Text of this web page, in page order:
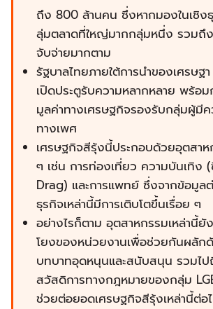
ถึง 800 ล้านคน ซึ่งหากมองในเชิง
ลุ่มตลาดที่ใหญ่มากกลุ่มหนึ่ง รวมถึง
จับจ่ายมากตาม
รัฐบาลไทยภายใต้การนำของเศรษฐ
เปิดประตูรับความหลากหลาย พร้อ
มูลค่าทางเศรษฐกิจรองรับกลุ่มผู้มีค
ทางเพศ
เศรษฐกิจสีรุ้งนี้ประกอบด้วยอุตสาห
ๆ เช่น การท่องเที่ยว ความบันเทิง
Drag) และการแพทย์ ซึ่งจากข้อมูล
ธุรกิจเหล่านี้มีการเติบโตขึ้นเรื่อย ๆ
อย่างไรก็ตาม อุตสาหกรรมเหล่านี้ยั
โยงของหน่วยงานเพื่อช่วยกันผลักดั
บทบาทอุดหนุนและสนับสนุน รวมไป
สวัสดิการทางกฎหมายของกลุ่ม
ช่วยต่อยอดเศรษฐกิจสีรุ้งเหล่านี้ต่อ